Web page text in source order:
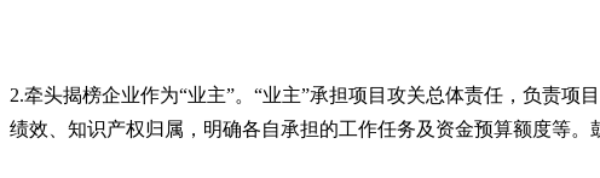
2.牵头揭榜企业作为“业主”。“业主”承担项目攻关总体责任，负责项
绩效、知识产权归属，明确各自承担的工作任务及资金预算额度等。